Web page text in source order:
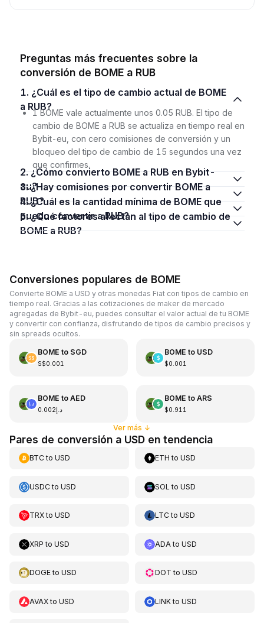
Preguntas más frecuentes sobre la
conversión de BOME a RUB
1. ¿Cuál es el tipo de cambio actual de BOME
a RUB?
1 BOME vale actualmente unos 0.05 RUB. El tipo de
cambio de BOME a RUB se actualiza en tiempo real en
Bybit-eu, con cero comisiones de conversión y un
bloqueo del tipo de cambio de 15 segundos una vez
que confirmes.
2. ¿Cómo convierto BOME a RUB en Bybit-
eu?
3. ¿Hay comisiones por convertir BOME a
RUB?
4. ¿Cuál es la cantidad mínima de BOME que
puedo convertir a RUB?
5. ¿Qué factores afectan al tipo de cambio de
BOME a RUB?
Conversiones populares de BOME
Convierte BOME a USD y otras monedas Fiat con tipos de cambio en
tiempo real. Gracias a las cotizaciones de maker de mercado
agregadas de Bybit-eu, puedes consultar el valor actual de tu BOME
y convertir con confianza, disfrutando de tipos de cambio precisos y
sin spreads ocultos.
BOME to SGD
S$0.001
BOME to USD
$0.001
BOME to AED
د.إ0.002
BOME to ARS
$0.911
Ver más ↓
Pares de conversión a USD en tendencia
BTCto USD ETH toUSD
USDCto USD SOL toUSD
TRXto USD LTCtoUSD
XRP to USD ADA toUSD
DOGEto USD DOT toUSD
AVAXto USD LINKtoUSD